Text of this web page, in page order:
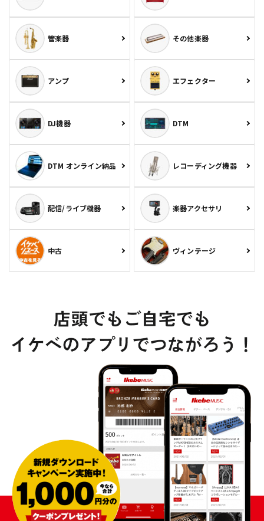
管楽器 その他楽器
アンプ エフェクター
DJ機器 DTM
DTM オンライン納品 レコーディング機器
配信/ライブ機器 楽器アクセサリ
中古 ヴィンテージ